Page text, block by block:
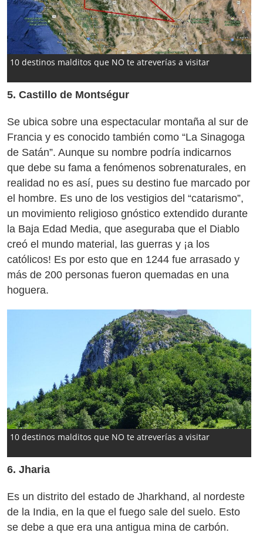
10 destinos malditos que NO te atreverías a visitar
5. Castillo de Montségur
Se ubica sobre una espectacular montaña al sur de
Francia y es conocido también como “La Sinagoga
de Satán”. Aunque su nombre podría indicarnos
que debe su fama a fenómenos sobrenaturales, en
realidad no es así, pues su destino fue marcado por
el hombre. Es uno de los vestigios del “catarismo”,
un movimiento religioso gnóstico extendido durante
la Baja Edad Media, que aseguraba que el Diablo
creó el mundo material, las guerras y ¡a los
católicos! Es por esto que en 1244 fue arrasado y
más de 200 personas fueron quemadas en una
hoguera.
10 destinos malditos que NO te atreverías a visitar
6. Jharia
Es un distrito del estado de Jharkhand, al nordeste
de la India, en la que el fuego sale del suelo. Esto
se debe a que era una antigua mina de carbón.